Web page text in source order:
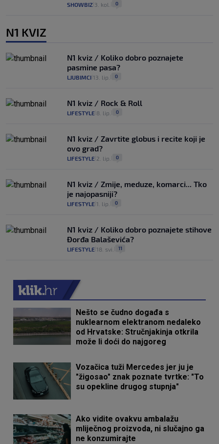
SHOWBIZ 3. kol. 0
N1 KVIZ
N1 kviz / Koliko dobro poznajete
pasmine pasa?
LJUBIMCI 13. lip. 0
N1 kviz / Rock & Roll
LIFESTYLE 8. lip. 0
N1 kviz / Zavrtite globus i recite koji je
ovo grad?
LIFESTYLE 2. lip. 0
N1 kviz / Zmije, meduze, komarci... Tko
je najopasniji?
LIFESTYLE 1. lip. 0
N1 kviz / Koliko dobro poznajete stihove
Đorđa Balaševića?
LIFESTYLE 18. svi. 11
Nešto se čudno događa s
nuklearnom elektranom nedaleko
od Hrvatske: Stručnjakinja otkrila
može li doći do najgoreg
Vozačica tuži Mercedes jer ju je
"žigosao" znak poznate tvrtke: "To
su opekline drugog stupnja"
Ako vidite ovakvu ambalažu
mliječnog proizvoda, ni slučajno ga
ne konzumirajte